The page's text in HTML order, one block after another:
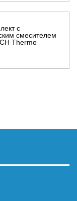
с
смесителем
Thermo